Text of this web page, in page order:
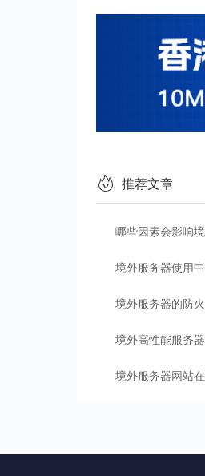
推荐文章
哪些因素会影响
境外服务器使用
境外服务器的防
境外高性能服务
境外服务器网站